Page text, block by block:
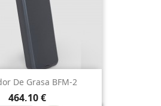
De Grasa BFM-2
Precio
464,10 €